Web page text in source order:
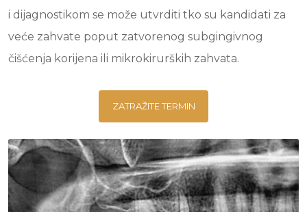
i dijagnostikom se može utvrditi tko su kandidati za
veće zahvate poput zatvorenog subgingivnog
čišćenja korijena ili mikrokirurških zahvata.
ZATRAŽITE TERMIN